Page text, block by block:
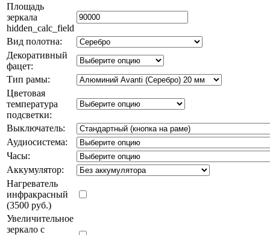
Площадь
зеркала
hidden_calc_field
Вид полотна:
Декоративный
фацет:
Тип рамы:
Цветовая
температура
подсветки:
Выключатель:
Аудиосистема:
Часы:
Аккумулятор:
Нагреватель
инфракрасный
(3500 руб.)
Увеличительное
зеркало с